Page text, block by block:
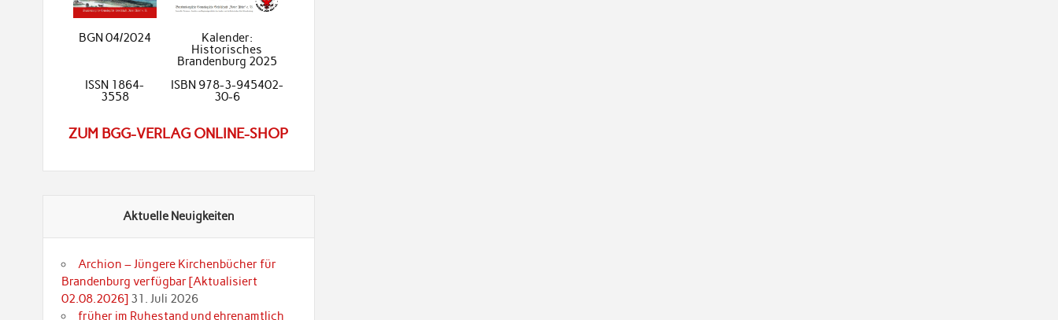
BGN 04/2024
Kalender:
Historisches
Brandenburg 2025
ISSN 1864-
3558
ISBN 978-3-945402-
30-6
ZUM BGG-VERLAG ONLINE-SHOP
Aktuelle Neuigkeiten
Archion – Jüngere Kirchenbücher für
Brandenburg verfügbar [Aktualisiert
02.08.2026] 31. Juli 2026
früher im Ruhestand und ehrenamtlich